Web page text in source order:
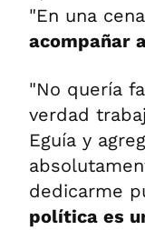
"En una
acompañar
"No quería
verdad
Eguía y
dedicarme
política es